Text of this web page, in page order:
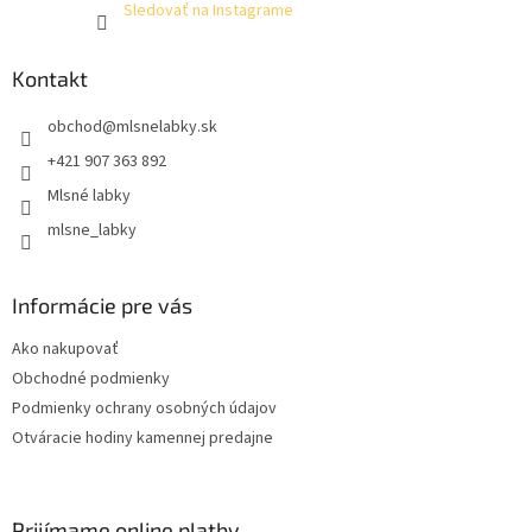
Sledovať na Instagrame
Kontakt
obchod@mlsnelabky.sk
+421 907 363 892
Mlsné labky
mlsne_labky
Informácie pre vás
Ako nakupovať
Obchodné podmienky
Podmienky ochrany osobných údajov
Otváracie hodiny kamennej predajne